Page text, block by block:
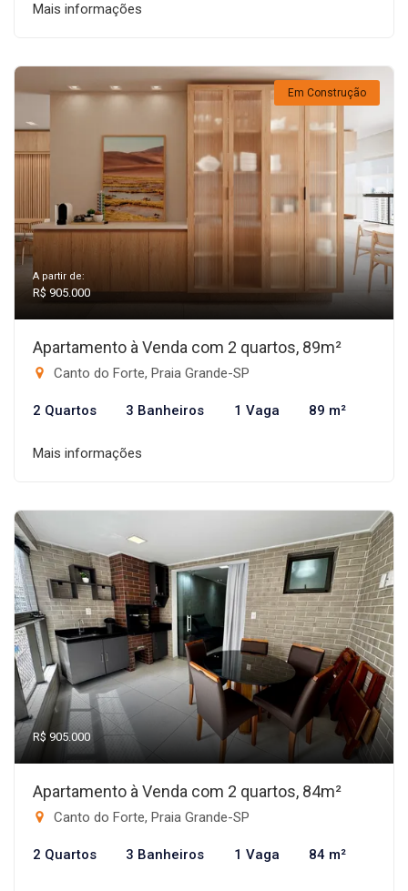
Mais informações
Em Construção
A partir de:
R$ 905.000
Apartamento à Venda com 2 quartos, 89m²
Canto do Forte, Praia Grande-SP
2 Quartos 3 Banheiros 1 Vaga 89 m²
Mais informações
R$ 905.000
Apartamento à Venda com 2 quartos, 84m²
Canto do Forte, Praia Grande-SP
2 Quartos 3 Banheiros 1 Vaga 84 m²